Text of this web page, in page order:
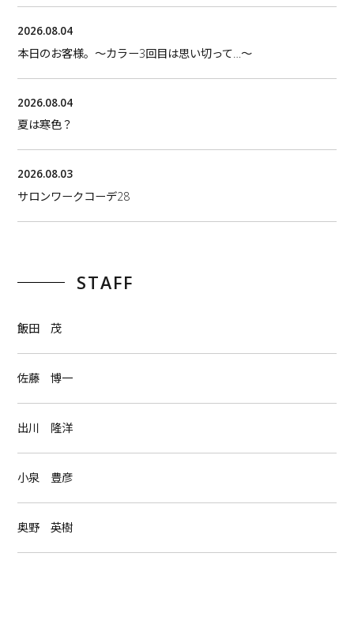
2026.08.04
本日のお客様。〜カラー3回目は思い切って…〜
2026.08.04
夏は寒色？
2026.08.03
サロンワークコーデ28
STAFF
飯田 茂
佐藤 博一
出川 隆洋
小泉 豊彦
奥野 英樹